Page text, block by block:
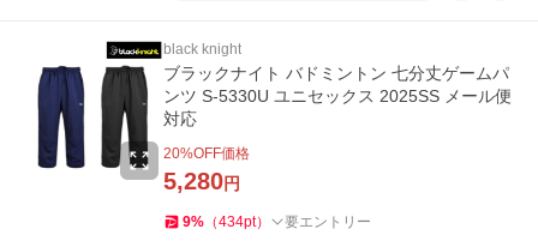
black knight
ブラックナイト バドミントン 七分丈ゲームパ
ンツ S-5330U ユニセックス 2025SS メール便
対応
20%OFF価格
5,280円
9% （434pt） 要エントリー